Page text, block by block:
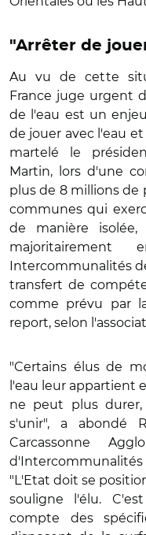
"Arrêter de
Au vu de cette
France juge urgent
de l'eau est un
de jouer avec l'eau
martelé le
Martin, lors d'une
plus de 8 millions de
communes qui
de manière
Intercommunalités
transfert de
comme prévu par
report, selon
"Certains élus de
l'eau leur appartient
ne peut plus
s'unir", a abondé
Carcassonne
"L'Etat doit se
souligne l'élu.
compte des